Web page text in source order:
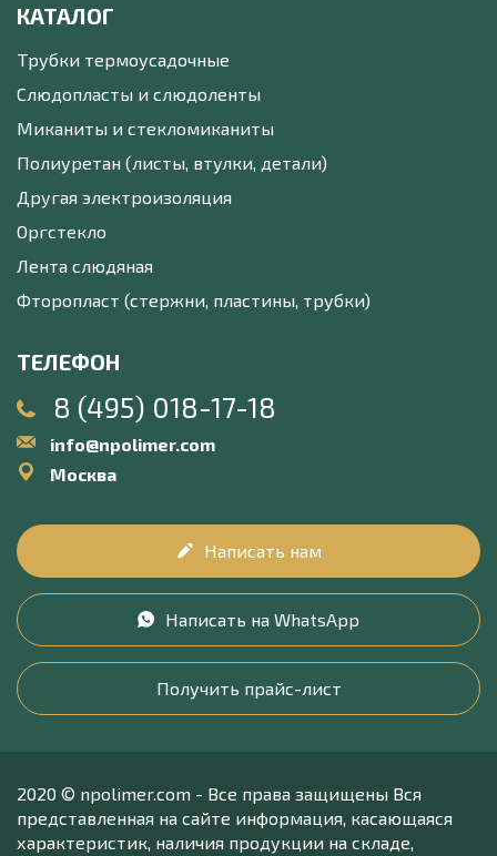
КАТАЛОГ
Трубки термоусадочные
Слюдопласты и слюдоленты
Миканиты и стекломиканиты
Полиуретан (листы, втулки, детали)
Другая электроизоляция
Оргстекло
Лента слюдяная
Фторопласт (стержни, пластины, трубки)
ТЕЛЕФОН
8 (495) 018-17-18
info@npolimer.com
Москва
Написать нам
Написать на WhatsApp
Получить прайс-лист
2020 © npolimer.com - Все права защищены Вся
представленная на сайте информация, касающаяся
характеристик, наличия продукции на складе,